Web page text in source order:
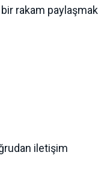
rakam paylaşmak
iletişim